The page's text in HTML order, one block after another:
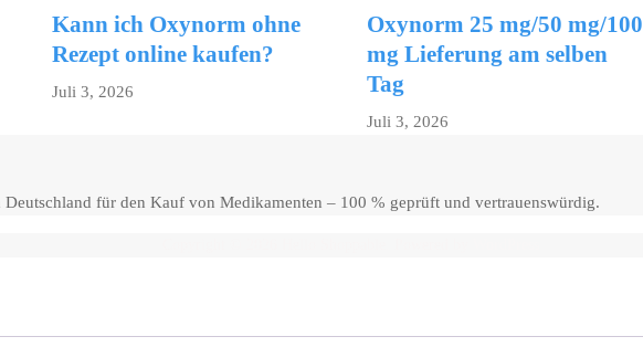
Kann ich Oxynorm ohne
Rezept online kaufen?
Juli 3, 2026
Oxynorm 25 mg/50 mg/100
mg Lieferung am selben
Tag
Juli 3, 2026
für den Kauf von Medikamenten – 100 % geprüft und vertrauenswürdig.